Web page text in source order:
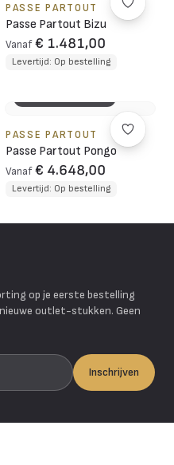
PASSE PARTOUT
Passe Partout Bizu
Vanaf € 1.481,00
Levertijd: Op bestelling
PASSE PARTOUT
Passe Partout Pongo
Vanaf € 4.648,00
Levertijd: Op bestelling
op je eerste bestelling
outlet-stukken. Geen
Inschrijven